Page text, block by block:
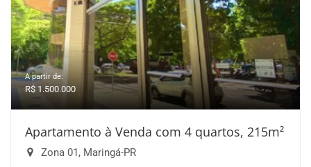
A partir de:
R$ 1.500.000
Apartamento à Venda com 4 quartos, 215m²
Zona 01, Maringá-PR